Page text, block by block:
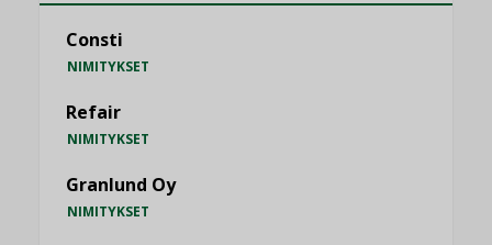
Consti
NIMITYKSET
Refair
NIMITYKSET
Granlund Oy
NIMITYKSET